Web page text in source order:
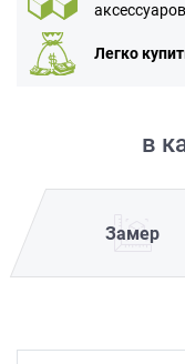
Легко
в
Замер